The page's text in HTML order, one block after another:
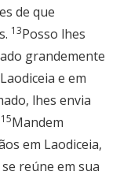
de que
13Posso lhes
grandemente
e em
lhes envia
15Mandem
em Laodiceia,
reúne em sua